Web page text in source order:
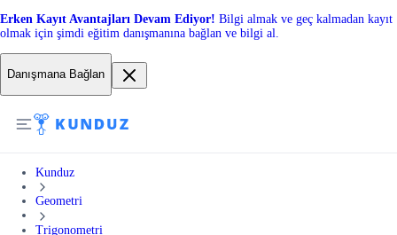
Erken Kayıt Avantajları Devam Ediyor! Bilgi almak ve geç kalmadan kayıt
olmak için şimdi eğitim danışmanına bağlan ve bilgi al.
Danışmana Bağlan
Kunduz
Geometri
Trigonometri